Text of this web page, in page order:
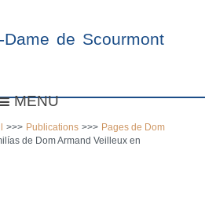
de Scourmont
MENU
>>> Publications >>> Pages de Dom
de Dom Armand Veilleux en